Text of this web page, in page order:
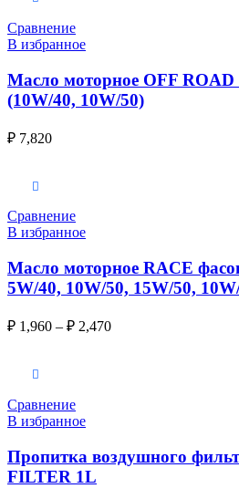
Сравнение
В избранное
Масло моторное OFF ROAD
(10W/40, 10W/50)
₽ 7,820
Сравнение
В избранное
Масло моторное RACE
5W/40, 10W/50, 15W/50,
₽ 1,960 – ₽ 2,470
Сравнение
В избранное
Пропитка воздушного
FILTER 1L